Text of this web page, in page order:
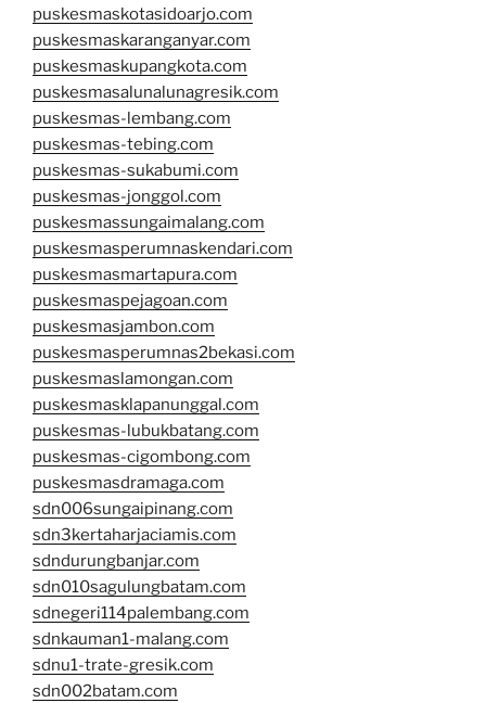
puskesmaskotasidoarjo.com
puskesmaskaranganyar.com
puskesmaskupangkota.com
puskesmasalunalunagresik.com
puskesmas-lembang.com
puskesmas-tebing.com
puskesmas-sukabumi.com
puskesmas-jonggol.com
puskesmassungaimalang.com
puskesmasperumnaskendari.com
puskesmasmartapura.com
puskesmaspejagoan.com
puskesmasjambon.com
puskesmasperumnas2bekasi.com
puskesmaslamongan.com
puskesmasklapanunggal.com
puskesmas-lubukbatang.com
puskesmas-cigombong.com
puskesmasdramaga.com
sdn006sungaipinang.com
sdn3kertaharjaciamis.com
sdndurungbanjar.com
sdn010sagulungbatam.com
sdnegeri114palembang.com
sdnkauman1-malang.com
sdnu1-trate-gresik.com
sdn002batam.com